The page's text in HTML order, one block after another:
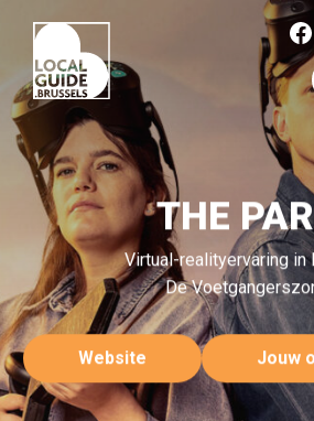
THE
Virtual-realityervaring in
De
Website Jouw